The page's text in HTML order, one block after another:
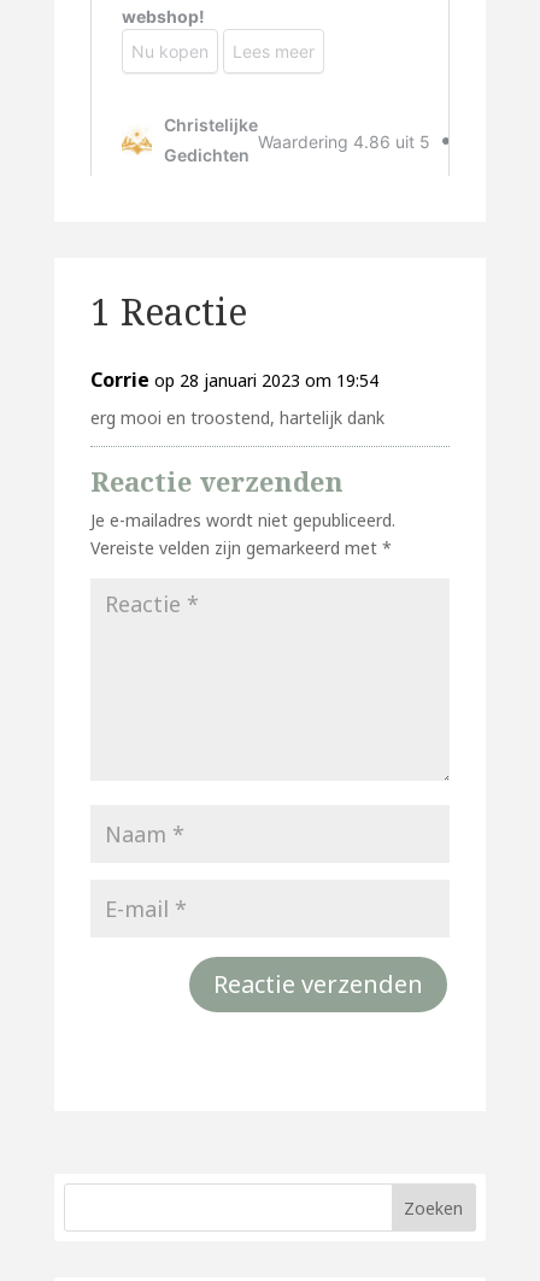
1 Reactie
Corrie op 28 januari 2023 om 19:54
erg mooi en troostend, hartelijk dank
Reactie verzenden
Je e-mailadres wordt niet gepubliceerd.
Vereiste velden zijn gemarkeerd met *